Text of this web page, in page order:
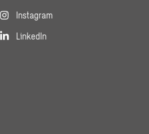
Instagram
LinkedIn